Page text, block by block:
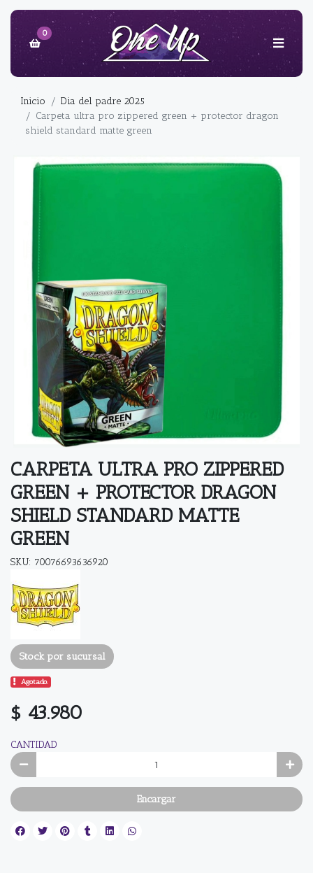
0
Inicio
Dia del padre 2025
Carpeta ultra pro zippered green + protector dragon
shield standard matte green
CARPETA ULTRA PRO ZIPPERED
GREEN + PROTECTOR DRAGON
SHIELD STANDARD MATTE
GREEN
SKU: 70076693636920
Stock por sucursal
Agotado.
$ 43.980
CANTIDAD
Encargar